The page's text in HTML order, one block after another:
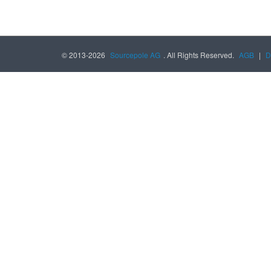
© 2013-2026 Sourcepole AG . All Rights Reserved. AGB |